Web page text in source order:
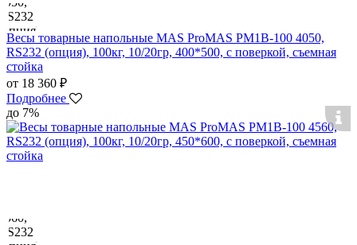
Весы товарные напольные MAS ProMAS PM1B-100 4050,
RS232 (опция), 100кг, 10/20гр, 400*500, с поверкой, съемная
стойка
от 18 360 ₽
Подробнее
до 7%